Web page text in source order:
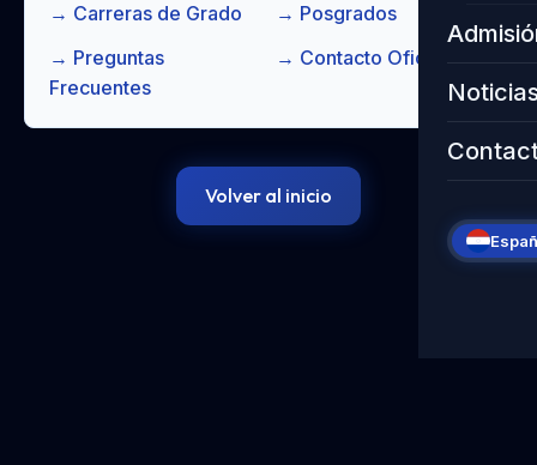
→ Carreras de Grado → Posgrados
→ Preguntas
Frecuentes
→ Contacto Oficial
Volver al inicio